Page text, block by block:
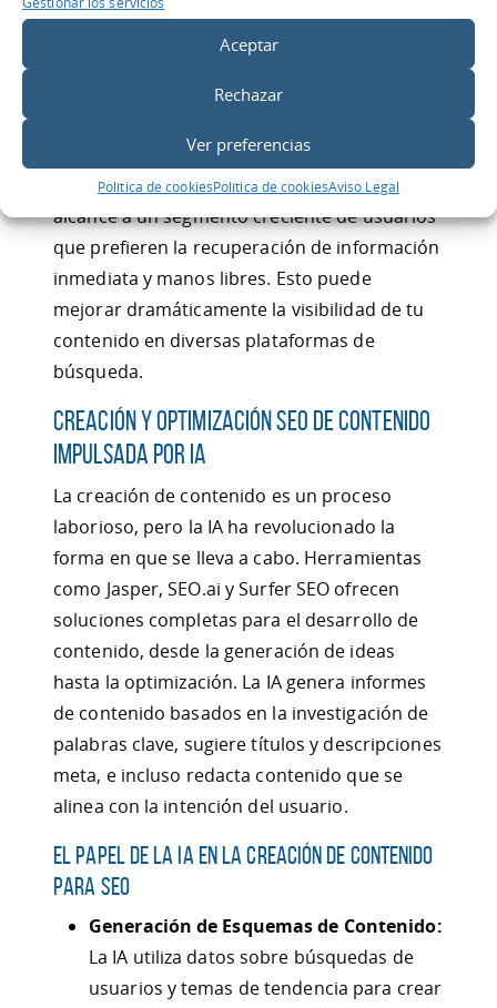
Aceptar
Rechazar
Ver preferencias
Política de cookiesPolítica de cookiesAviso Legal
de Lenguaje Natural:
de PLN permiten que las herramientas de
conversacional y adecuado para la
búsqueda por voz.
Optimizar para la búsqueda por voz amplía tu
alcance a un segmento creciente de usuarios
que prefieren la recuperación de información
inmediata y manos libres. Esto puede
mejorar dramáticamente la visibilidad de tu
contenido en diversas plataformas de
búsqueda.
Creación y Optimización SEO de Contenido
Impulsada por IA
La creación de contenido es un proceso
laborioso, pero la IA ha revolucionado la
forma en que se lleva a cabo. Herramientas
como Jasper, SEO.ai y Surfer SEO ofrecen
soluciones completas para el desarrollo de
contenido, desde la generación de ideas
hasta la optimización. La IA genera informes
de contenido basados en la investigación de
palabras clave, sugiere títulos y descripciones
meta, e incluso redacta contenido que se
alinea con la intención del usuario.
El Papel de la IA en la Creación de Contenido
para SEO
Generación de Esquemas de Contenido:
La IA utiliza datos sobre búsquedas de
usuarios y temas de tendencia para crear